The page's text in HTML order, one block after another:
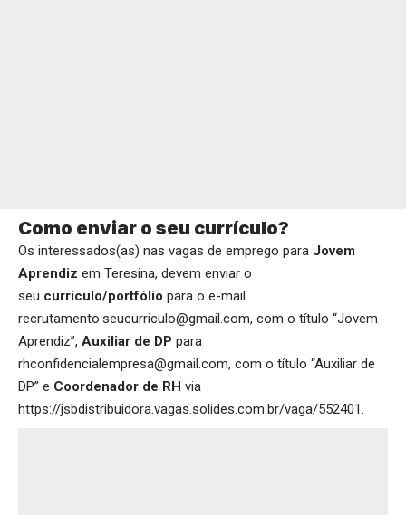
Como enviar o seu currículo?
Os interessados(as) nas vagas de emprego para Jovem
Aprendiz em Teresina, devem enviar o
seu currículo/portfólio para o e-mail
recrutamento.seucurriculo@gmail.com, com o título “Jovem
Aprendiz”, Auxiliar de DP para
rhconfidencialempresa@gmail.com, com o título “Auxiliar de
DP” e Coordenador de RH via
https://jsbdistribuidora.vagas.solides.com.br/vaga/552401